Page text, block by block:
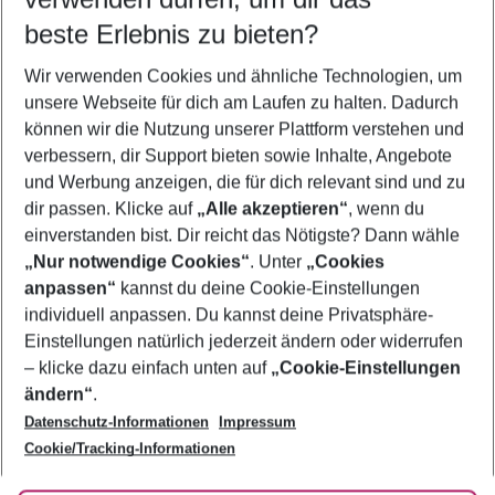
5-8 Nächte
2 Erwachsene Keine Kinder
Mehr Filter anzeigen
Footer
Footer navigation
Über uns
AGB
Bestpreisgarantie
Cookie-Einstellungen ändern
Cookie-Richtlinie
Agenturbetreuung
Barrierefreies Reisen
Folge uns
beste Erlebnis zu bieten?
Wir verwenden Cookies und ähnliche Technologien, um
unsere Webseite für dich am Laufen zu halten. Dadurch
können wir die Nutzung unserer Plattform verstehen und
verbessern, dir Support bieten sowie Inhalte, Angebote
und Werbung anzeigen, die für dich relevant sind und zu
dir passen. Klicke auf „Alle akzeptieren“, wenn du
einverstanden bist. Dir reicht das Nötigste? Dann wähle
„Nur notwendige Cookies“. Unter „Cookies
anpassen“ kannst du deine Cookie-Einstellungen
individuell anpassen. Du kannst deine Privatsphäre-
Einstellungen natürlich jederzeit ändern oder widerrufen
– klicke dazu einfach unten auf „Cookie-Einstellungen
ändern“.
Datenschutz-Informationen
Impressum
Cookie/Tracking-Informationen